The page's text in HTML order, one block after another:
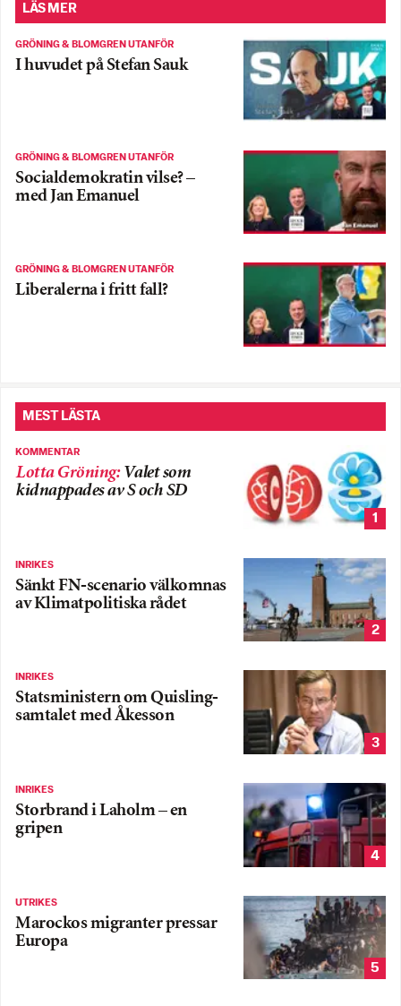
LÄS MER
GRÖNING & BLOMGREN UTANFÖR
I huvudet på Stefan Sauk
GRÖNING & BLOMGREN UTANFÖR
Socialdemokratin vilse? –
med Jan Emanuel
GRÖNING & BLOMGREN UTANFÖR
Liberalerna i fritt fall?
MEST LÄSTA
KOMMENTAR
Lotta Gröning: Valet som
kidnappades av S och SD
1
INRIKES
Sänkt FN-scenario välkomnas
av Klimatpolitiska rådet
2
INRIKES
Statsministern om Quisling-
samtalet med Åkesson
3
INRIKES
Storbrand i Laholm – en
gripen
4
UTRIKES
Marockos migranter pressar
Europa
5